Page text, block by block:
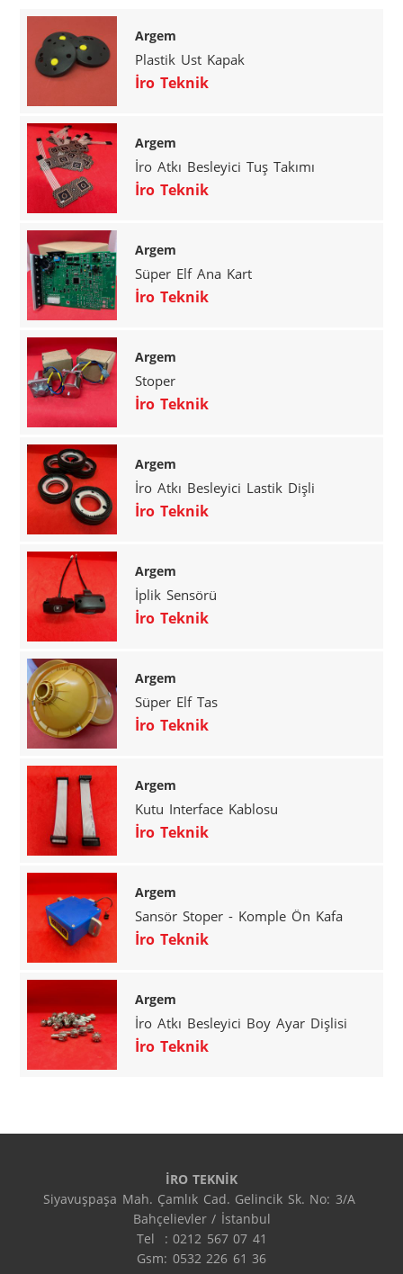
Argem
Plastik Ust Kapak
İro Teknik
Argem
İro Atkı Besleyici Tuş Takımı
İro Teknik
Argem
Süper Elf Ana Kart
İro Teknik
Argem
Stoper
İro Teknik
Argem
İro Atkı Besleyici Lastik Dişli
İro Teknik
Argem
İplik Sensörü
İro Teknik
Argem
Süper Elf Tas
İro Teknik
Argem
Kutu Interface Kablosu
İro Teknik
Argem
Sansör Stoper - Komple Ön Kafa
İro Teknik
Argem
İro Atkı Besleyici Boy Ayar Dişlisi
İro Teknik
İRO TEKNİK
Siyavuşpaşa Mah. Çamlık Cad. Gelincik Sk. No: 3/A
Bahçelievler / İstanbul
Tel  : 0212 567 07 41
Gsm: 0532 226 61 36